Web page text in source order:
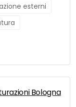
esterni
Bologna